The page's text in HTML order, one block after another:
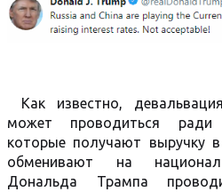
Как известно,
может проводиться ради
которые получают выручку
обменивают на
Дональда Трампа